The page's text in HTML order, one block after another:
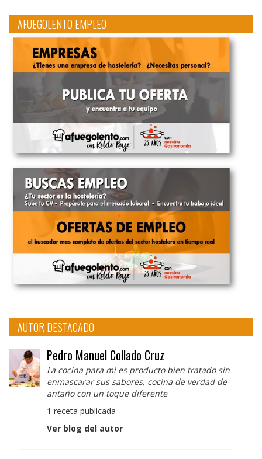
AFUEGOLENTO EMPLEO
AUTOR DESTACADO
Pedro Manuel Collado Cruz
La cocina para mi es producto bien tratado sin
enmascarar sus sabores, cocina de verdad de
antaño con un toque diferente
1 receta publicada
Ver blog del autor